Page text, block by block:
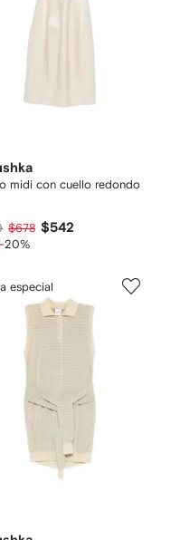
midi con cuello redondo
$678 $542
-20%
especial